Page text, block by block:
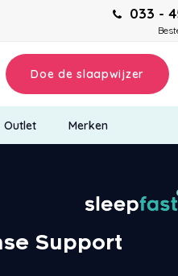
033 -
Doe de slaapwijzer
Outlet Merken
Support